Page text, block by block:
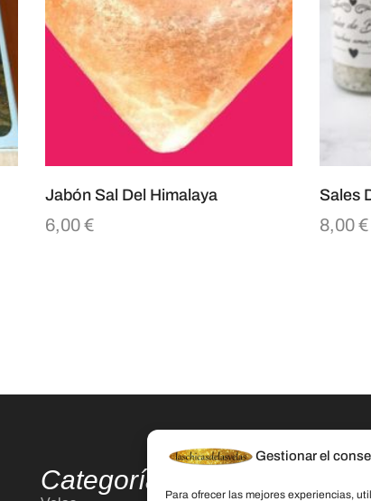
Gestionar el
Para ofrecer las mejores experiencias,
Jabón Sal Del Himalaya
6,00€
Sales
8,00€
Categorías